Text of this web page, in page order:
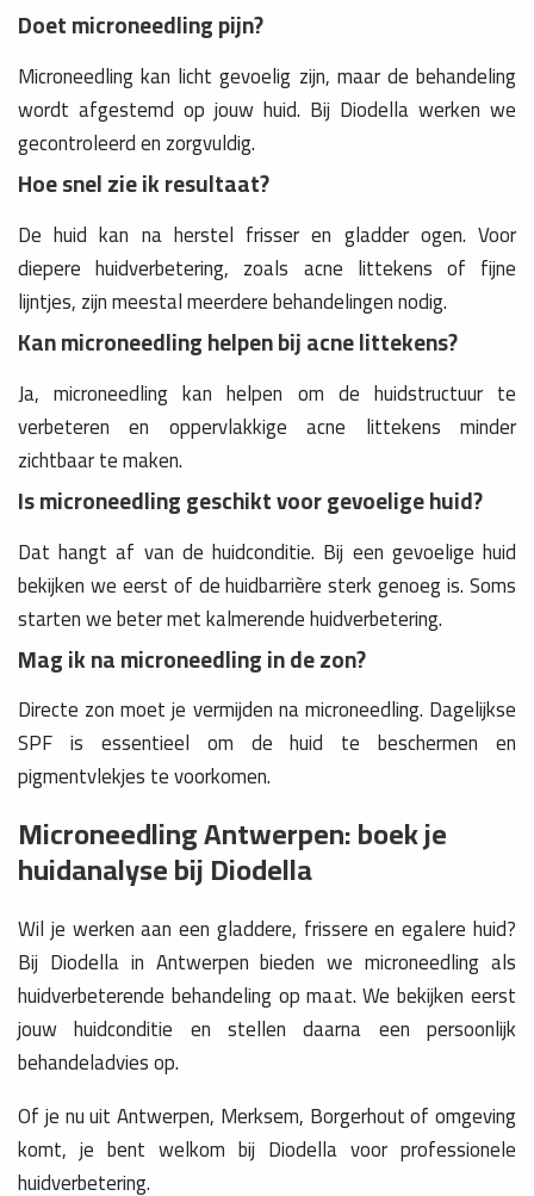
Doet microneedling pijn?
Microneedling kan licht gevoelig zijn, maar de behandeling
wordt afgestemd op jouw huid. Bij Diodella werken we
gecontroleerd en zorgvuldig.
Hoe snel zie ik resultaat?
De huid kan na herstel frisser en gladder ogen. Voor
diepere huidverbetering, zoals acne littekens of fijne
lijntjes, zijn meestal meerdere behandelingen nodig.
Kan microneedling helpen bij acne littekens?
Ja, microneedling kan helpen om de huidstructuur te
verbeteren en oppervlakkige acne littekens minder
zichtbaar te maken.
Is microneedling geschikt voor gevoelige huid?
Dat hangt af van de huidconditie. Bij een gevoelige huid
bekijken we eerst of de huidbarrière sterk genoeg is. Soms
starten we beter met kalmerende huidverbetering.
Mag ik na microneedling in de zon?
Directe zon moet je vermijden na microneedling. Dagelijkse
SPF is essentieel om de huid te beschermen en
pigmentvlekjes te voorkomen.
Microneedling Antwerpen: boek je
huidanalyse bij Diodella
Wil je werken aan een gladdere, frissere en egalere huid?
Bij Diodella in Antwerpen bieden we microneedling als
huidverbeterende behandeling op maat. We bekijken eerst
jouw huidconditie en stellen daarna een persoonlijk
behandeladvies op.
Of je nu uit Antwerpen, Merksem, Borgerhout of omgeving
komt, je bent welkom bij Diodella voor professionele
huidverbetering.